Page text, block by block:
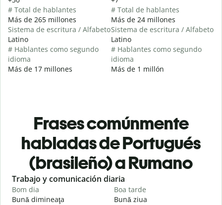
# Total de hablantes
Más de 265 millones
Sistema de escritura / Alfabeto
Latino
# Hablantes como segundo
idioma
Más de 17 millones
# Total de hablantes
Más de 24 millones
Sistema de escritura / Alfabeto
Latino
# Hablantes como segundo
idioma
Más de 1 millón
Frases comúnmente
habladas de Portugués
(brasileño) a Rumano
Slide 1 of 6
Trabajo y comunicación diaria
Bom dia
Bună dimineaţa
Boa tarde
Bună ziua